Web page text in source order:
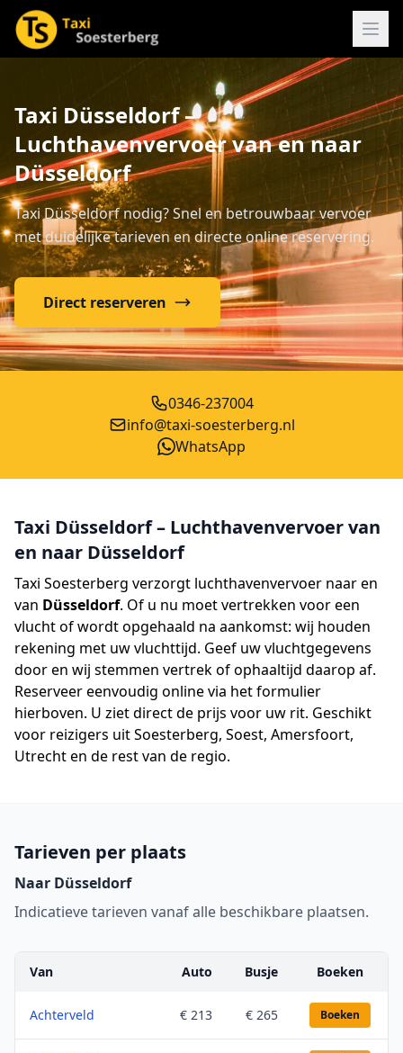
Taxi Düsseldorf –
Luchthavenvervoer van en naar
Düsseldorf
Taxi Düsseldorf nodig? Snel en betrouwbaar vervoer
met duidelijke tarieven en directe online reservering.
Direct reserveren
0346-237004
info@taxi-soesterberg.nl
WhatsApp
Taxi Düsseldorf – Luchthavenvervoer van
en naar Düsseldorf
Taxi Soesterberg verzorgt luchthavenvervoer naar en
van Düsseldorf. Of u nu moet vertrekken voor een
vlucht of wordt opgehaald na aankomst: wij houden
rekening met uw vluchttijd. Geef uw vluchtgegevens
door en wij stemmen vertrek of ophaaltijd daarop af.
Reserveer eenvoudig online via het formulier
hierboven. U ziet direct de prijs voor uw rit. Geschikt
voor reizigers uit Soesterberg, Soest, Amersfoort,
Utrecht en de rest van de regio.
Tarieven per plaats
Naar Düsseldorf
Indicatieve tarieven vanaf alle beschikbare plaatsen.
Van Auto Busje Boeken
Achterveld € 213 € 265 Boeken